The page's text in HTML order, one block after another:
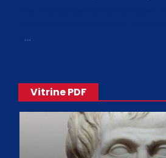
…
Vitrine PDF